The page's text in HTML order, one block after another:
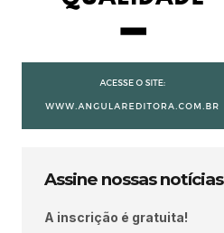
Assine nossas notícias
A inscrição é gratuita!